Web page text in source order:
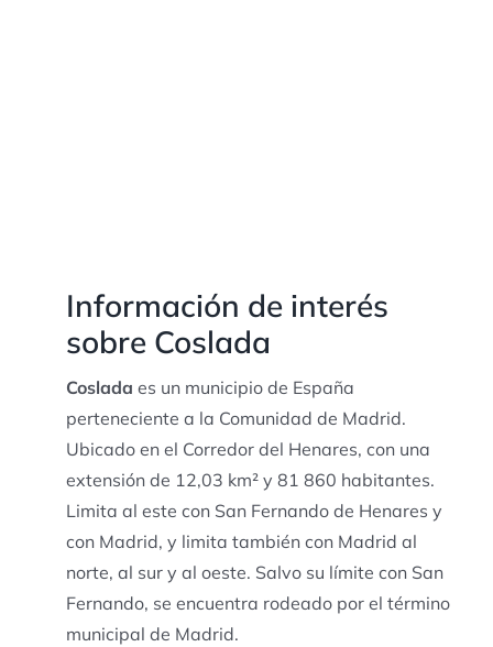
Información de interés
sobre Coslada
Coslada es un municipio de España
perteneciente a la Comunidad de Madrid.
Ubicado en el Corredor del Henares, con una
extensión de 12,03 km² y 81 860 habitantes.
Limita al este con San Fernando de Henares y
con Madrid, y limita también con Madrid al
norte, al sur y al oeste. Salvo su límite con San
Fernando, se encuentra rodeado por el término
municipal de Madrid.